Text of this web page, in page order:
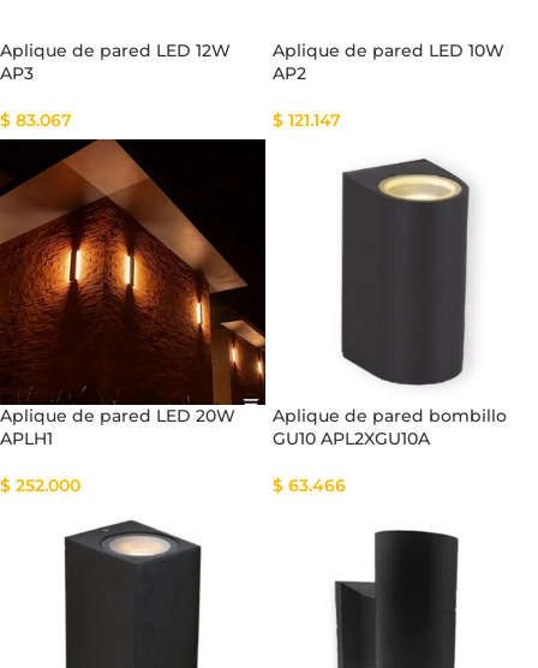
Aplique de pared LED 12W
AP3
$ 83.067
Aplique de pared LED 10W
AP2
$ 121.147
Aplique de pared LED 20W
APLH1
$ 252.000
Aplique de pared bombillo
GU10 APL2XGU10A
$ 63.466